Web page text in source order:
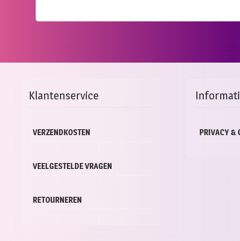
Klantenservice
VERZENDKOSTEN
VEELGESTELDE VRAGEN
RETOURNEREN
PRIVACY &